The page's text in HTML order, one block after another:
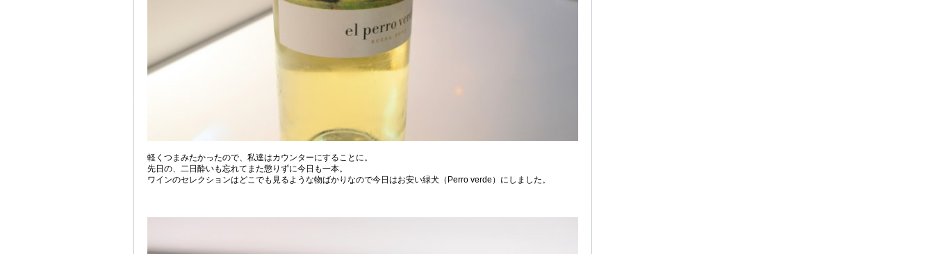
軽くつまみたかったので、私達はカウンターにすることに。
先日の、二日酔いも忘れてまた懲りずに今日も一本。
ワインのセレクションはどこでも見るような物ばかりなので今日はお安い緑犬（Perro verde）にしました。